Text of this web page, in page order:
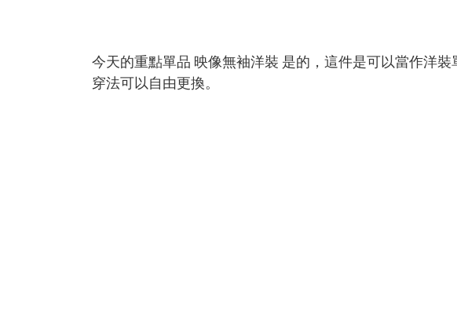
今天的重點單品 映像無袖洋裝 是的，這件是可以當作洋
穿法可以自由更換。